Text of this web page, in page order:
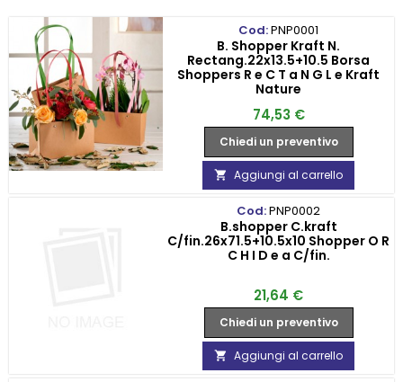
Cod:PNP0001
B. Shopper Kraft N.
Rectang.22x13.5+10.5 Borsa
Shoppers R e C T a N G L e Kraft
Nature
Prezzo
74,53 €
Chiedi un preventivo
 Aggiungi al carrello
Cod:PNP0002
B.shopper C.kraft
C/fin.26x71.5+10.5x10 Shopper O R
C H I D e a C/fin.
Prezzo
21,64 €
Chiedi un preventivo
 Aggiungi al carrello